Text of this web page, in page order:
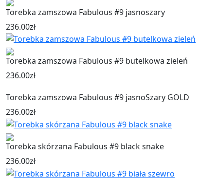
Torebka zamszowa Fabulous #9 jasnoszary
236.00zł
Torebka zamszowa Fabulous #9 butelkowa zieleń
236.00zł
Torebka zamszowa Fabulous #9 jasnoSzary GOLD
236.00zł
Torebka skórzana Fabulous #9 black snake
236.00zł